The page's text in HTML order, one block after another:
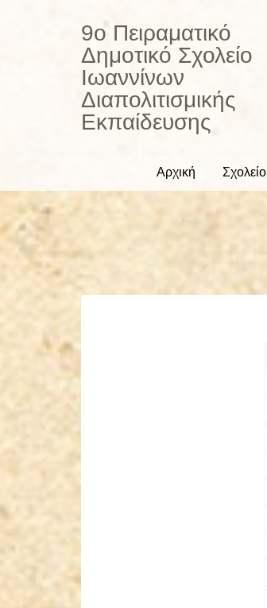
9ο Πειραματικό
Δημοτικό Σχολείο
Ιωαννίνων
Διαπολιτισμικής
Εκπαίδευσης
Αρχική Σχολείο